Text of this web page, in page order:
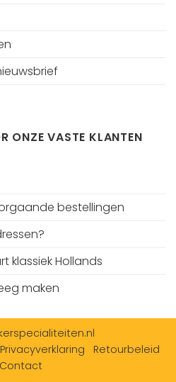
ONZE VASTE KLANTEN
bestellingen
klassiek Hollands
maken
Privacyverklaring
Retourbeleid
Contact